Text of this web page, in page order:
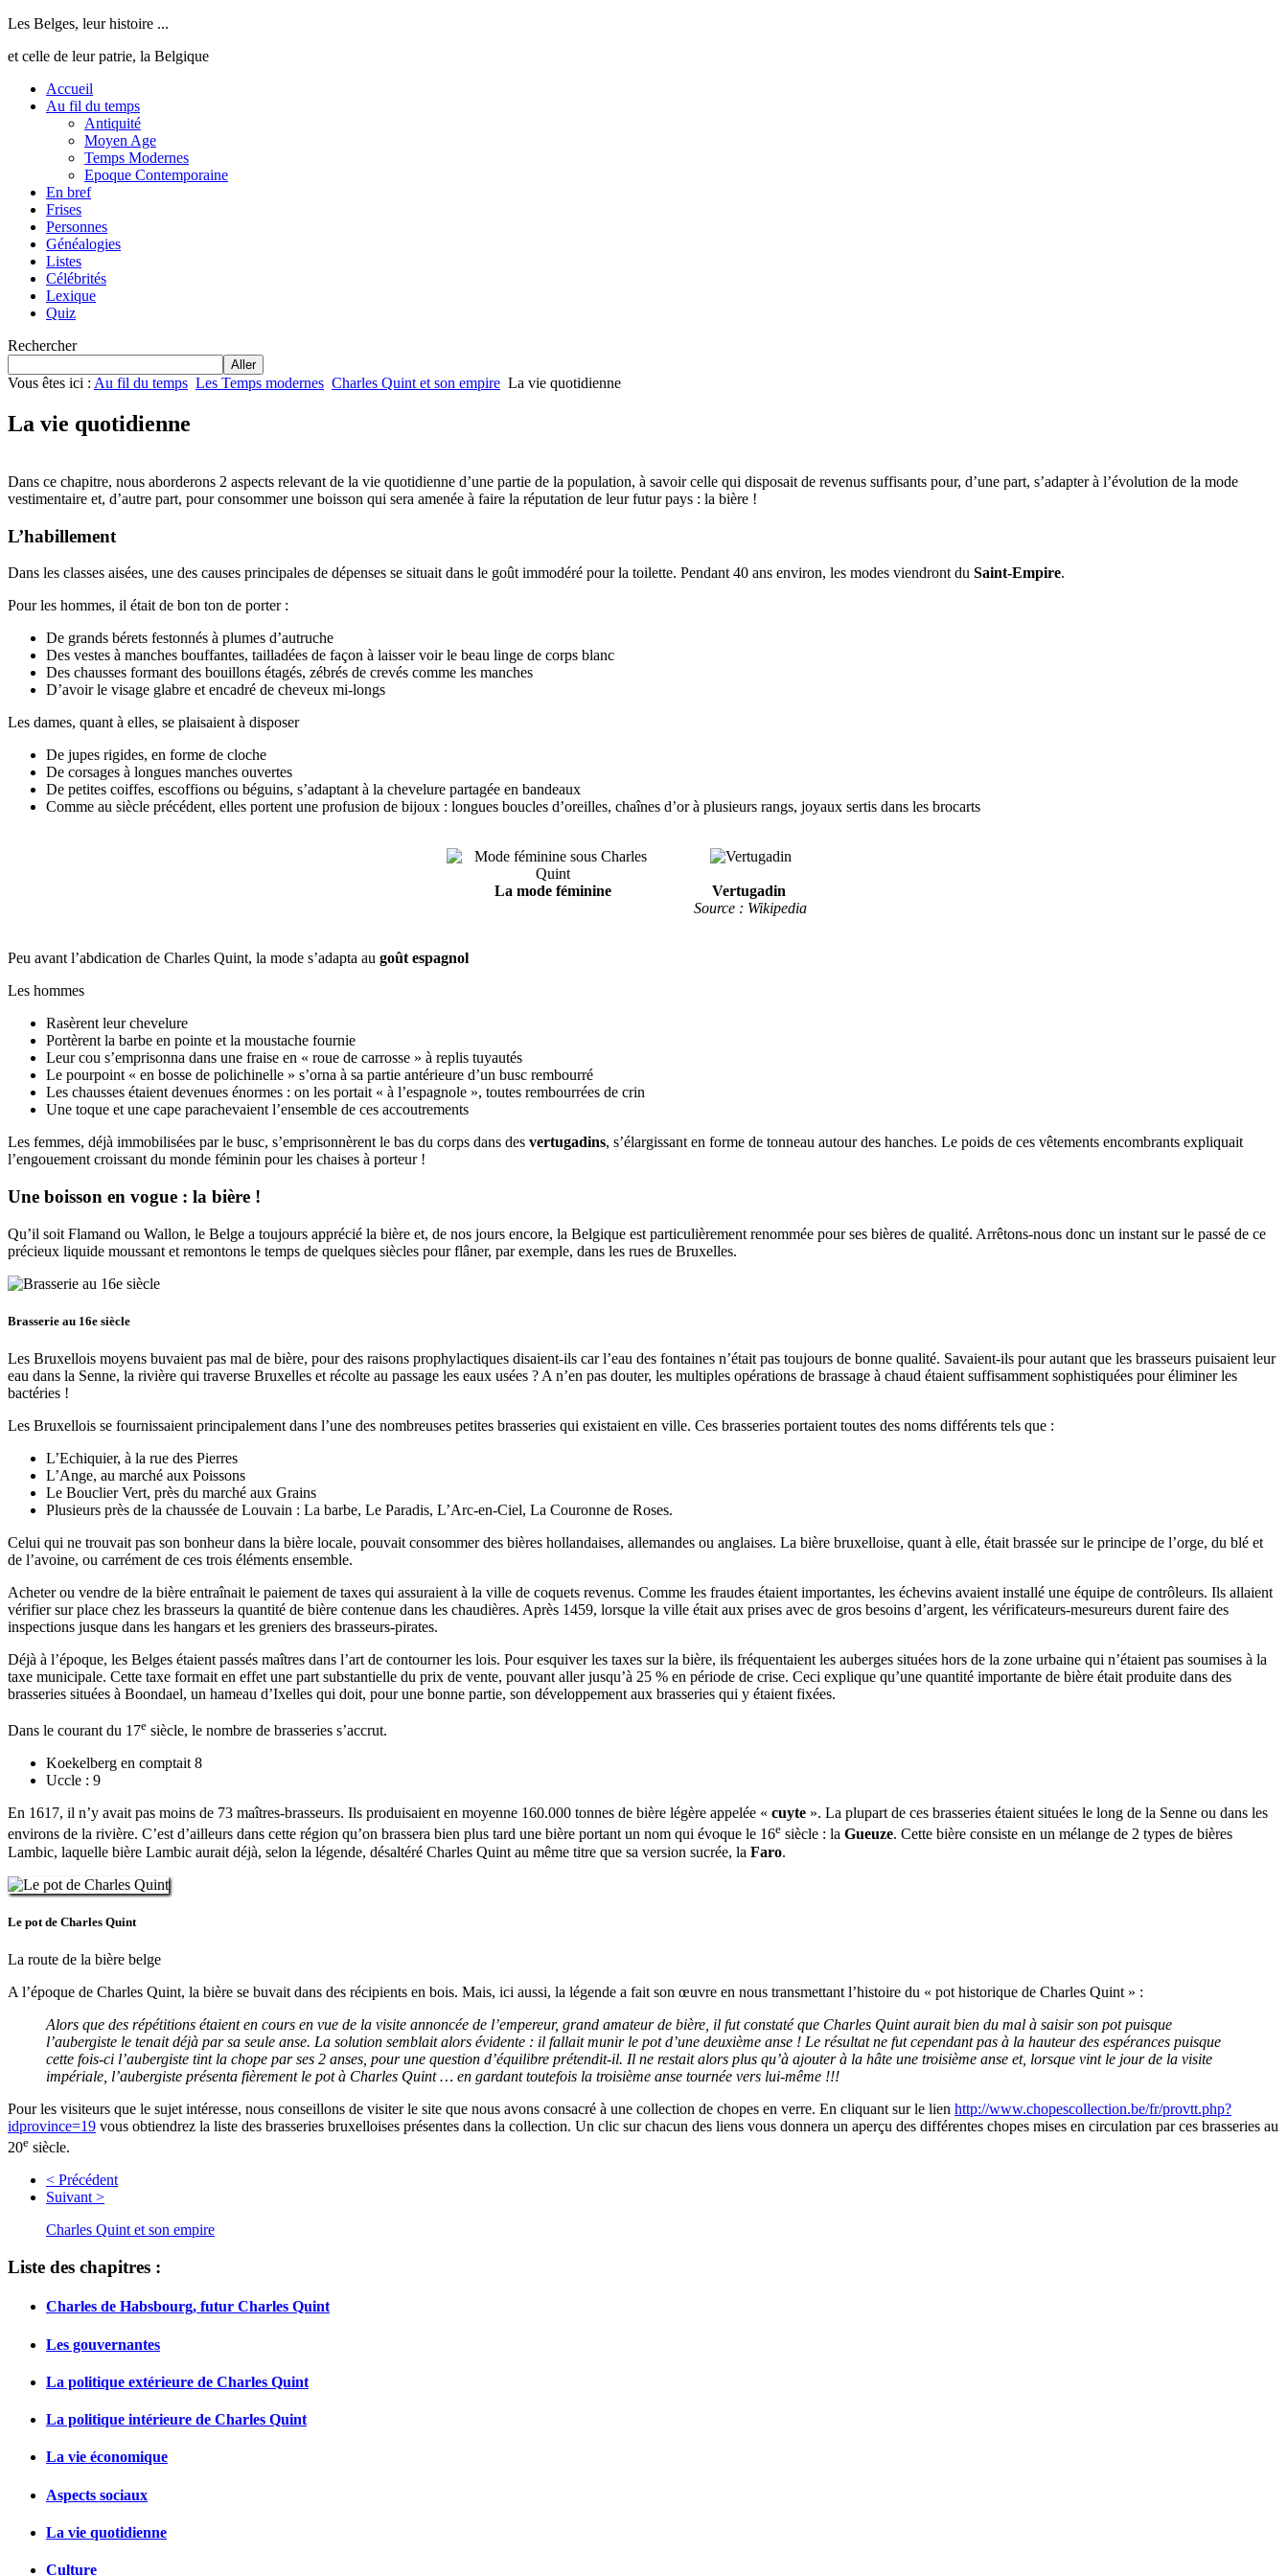
Les Belges, leur histoire ...
et celle de leur patrie, la Belgique
Accueil
Au fil du temps
Antiquité
Moyen Age
Temps Modernes
Epoque Contemporaine
En bref
Frises
Personnes
Généalogies
Listes
Célébrités
Lexique
Quiz
Rechercher
Aller
Vous êtes ici : Au fil du temps Les Temps modernes Charles Quint et son empire La vie quotidienne
La vie quotidienne
Dans ce chapitre, nous aborderons 2 aspects relevant de la vie quotidienne d’une partie de la population, à savoir celle qui disposait de revenus suffisants pour, d’une part, s’adapter à l’évolution de la mode
vestimentaire et, d’autre part, pour consommer une boisson qui sera amenée à faire la réputation de leur futur pays : la bière !
L’habillement
Dans les classes aisées, une des causes principales de dépenses se situait dans le goût immodéré pour la toilette. Pendant 40 ans environ, les modes viendront du Saint-Empire.
Pour les hommes, il était de bon ton de porter :
De grands bérets festonnés à plumes d’autruche
Des vestes à manches bouffantes, tailladées de façon à laisser voir le beau linge de corps blanc
Des chausses formant des bouillons étagés, zébrés de crevés comme les manches
D’avoir le visage glabre et encadré de cheveux mi-longs
Les dames, quant à elles, se plaisaient à disposer
De jupes rigides, en forme de cloche
De corsages à longues manches ouvertes
De petites coiffes, escoffions ou béguins, s’adaptant à la chevelure partagée en bandeaux
Comme au siècle précédent, elles portent une profusion de bijoux : longues boucles d’oreilles, chaînes d’or à plusieurs rangs, joyaux sertis dans les brocarts
La mode féminine
Vertugadin
Source : Wikipedia
Peu avant l’abdication de Charles Quint, la mode s’adapta au goût espagnol
Les hommes
Rasèrent leur chevelure
Portèrent la barbe en pointe et la moustache fournie
Leur cou s’emprisonna dans une fraise en « roue de carrosse » à replis tuyautés
Le pourpoint « en bosse de polichinelle » s’orna à sa partie antérieure d’un busc rembourré
Les chausses étaient devenues énormes : on les portait « à l’espagnole », toutes rembourrées de crin
Une toque et une cape parachevaient l’ensemble de ces accoutrements
Les femmes, déjà immobilisées par le busc, s’emprisonnèrent le bas du corps dans des vertugadins, s’élargissant en forme de tonneau autour des hanches. Le poids de ces vêtements encombrants expliquait
l’engouement croissant du monde féminin pour les chaises à porteur !
Une boisson en vogue : la bière !
Qu’il soit Flamand ou Wallon, le Belge a toujours apprécié la bière et, de nos jours encore, la Belgique est particulièrement renommée pour ses bières de qualité. Arrêtons-nous donc un instant sur le passé de ce
précieux liquide moussant et remontons le temps de quelques siècles pour flâner, par exemple, dans les rues de Bruxelles.
Brasserie au 16e siècle
Les Bruxellois moyens buvaient pas mal de bière, pour des raisons prophylactiques disaient-ils car l’eau des fontaines n’était pas toujours de bonne qualité. Savaient-ils pour autant que les brasseurs puisaient leur
eau dans la Senne, la rivière qui traverse Bruxelles et récolte au passage les eaux usées ? A n’en pas douter, les multiples opérations de brassage à chaud étaient suffisamment sophistiquées pour éliminer les
bactéries !
Les Bruxellois se fournissaient principalement dans l’une des nombreuses petites brasseries qui existaient en ville. Ces brasseries portaient toutes des noms différents tels que :
L’Echiquier, à la rue des Pierres
L’Ange, au marché aux Poissons
Le Bouclier Vert, près du marché aux Grains
Plusieurs près de la chaussée de Louvain : La barbe, Le Paradis, L’Arc-en-Ciel, La Couronne de Roses.
Celui qui ne trouvait pas son bonheur dans la bière locale, pouvait consommer des bières hollandaises, allemandes ou anglaises. La bière bruxelloise, quant à elle, était brassée sur le principe de l’orge, du blé et
de l’avoine, ou carrément de ces trois éléments ensemble.
Acheter ou vendre de la bière entraînait le paiement de taxes qui assuraient à la ville de coquets revenus. Comme les fraudes étaient importantes, les échevins avaient installé une équipe de contrôleurs. Ils allaient
vérifier sur place chez les brasseurs la quantité de bière contenue dans les chaudières. Après 1459, lorsque la ville était aux prises avec de gros besoins d’argent, les vérificateurs-mesureurs durent faire des
inspections jusque dans les hangars et les greniers des brasseurs-pirates.
Déjà à l’époque, les Belges étaient passés maîtres dans l’art de contourner les lois. Pour esquiver les taxes sur la bière, ils fréquentaient les auberges situées hors de la zone urbaine qui n’étaient pas soumises à la
taxe municipale. Cette taxe formait en effet une part substantielle du prix de vente, pouvant aller jusqu’à 25 % en période de crise. Ceci explique qu’une quantité importante de bière était produite dans des
brasseries situées à Boondael, un hameau d’Ixelles qui doit, pour une bonne partie, son développement aux brasseries qui y étaient fixées.
Dans le courant du 17e siècle, le nombre de brasseries s’accrut.
Koekelberg en comptait 8
Uccle : 9
En 1617, il n’y avait pas moins de 73 maîtres-brasseurs. Ils produisaient en moyenne 160.000 tonnes de bière légère appelée « cuyte ». La plupart de ces brasseries étaient situées le long de la Senne ou dans les
environs de la rivière. C’est d’ailleurs dans cette région qu’on brassera bien plus tard une bière portant un nom qui évoque le 16e siècle : la Gueuze. Cette bière consiste en un mélange de 2 types de bières
Lambic, laquelle bière Lambic aurait déjà, selon la légende, désaltéré Charles Quint au même titre que sa version sucrée, la Faro.
Le pot de Charles Quint
La route de la bière belge
A l’époque de Charles Quint, la bière se buvait dans des récipients en bois. Mais, ici aussi, la légende a fait son œuvre en nous transmettant l’histoire du « pot historique de Charles Quint » :
Alors que des répétitions étaient en cours en vue de la visite annoncée de l’empereur, grand amateur de bière, il fut constaté que Charles Quint aurait bien du mal à saisir son pot puisque
l’aubergiste le tenait déjà par sa seule anse. La solution semblait alors évidente : il fallait munir le pot d’une deuxième anse ! Le résultat ne fut cependant pas à la hauteur des espérances puisque
cette fois-ci l’aubergiste tint la chope par ses 2 anses, pour une question d’équilibre prétendit-il. Il ne restait alors plus qu’à ajouter à la hâte une troisième anse et, lorsque vint le jour de la visite
impériale, l’aubergiste présenta fièrement le pot à Charles Quint … en gardant toutefois la troisième anse tournée vers lui-même !!!
Pour les visiteurs que le sujet intéresse, nous conseillons de visiter le site que nous avons consacré à une collection de chopes en verre. En cliquant sur le lien http://www.chopescollection.be/fr/provtt.php?
idprovince=19 vous obtiendrez la liste des brasseries bruxelloises présentes dans la collection. Un clic sur chacun des liens vous donnera un aperçu des différentes chopes mises en circulation par ces brasseries au
20e siècle.
< Précédent
Suivant >
Charles Quint et son empire
Liste des chapitres :
Charles de Habsbourg, futur Charles Quint
Les gouvernantes
La politique extérieure de Charles Quint
La politique intérieure de Charles Quint
La vie économique
Aspects sociaux
La vie quotidienne
Culture